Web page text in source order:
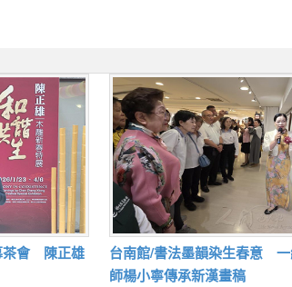
茶會 陳正雄
台南館/書法墨韻染生春意
師楊小寧傳承新漢畫稿